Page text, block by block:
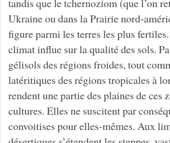
tandis que le tchernoziom (que l’on
Ukraine ou dans la Prairie nord-
figure parmi les terres les plus
climat influe sur la qualité des sols.
gélisols des régions froides, tout
latéritiques des régions tropicales à
rendent une partie des plaines de ces
cultures. Elles ne suscitent par
convoitises pour elles-mêmes. Aux